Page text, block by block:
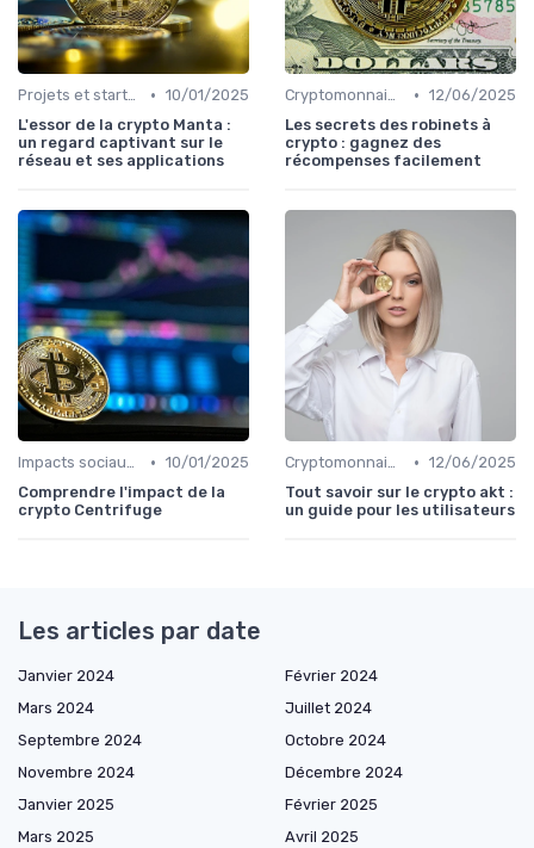
Projets et start-ups basés sur les cryptos • 10/01/2025
L'essor de la crypto Manta :
un regard captivant sur le
réseau et ses applications
Cryptomonnaies dans la vie quotidienne • 12/06/2025
Les secrets des robinets à
crypto : gagnez des
récompenses facilement
Impacts sociaux et économiques • 10/01/2025
Comprendre l'impact de la
crypto Centrifuge
Cryptomonnaies dans la vie quotidienne • 12/06/2025
Tout savoir sur le crypto akt :
un guide pour les utilisateurs
Les articles par date
Janvier 2024
Février 2024
Mars 2024
Juillet 2024
Septembre 2024
Octobre 2024
Novembre 2024
Décembre 2024
Janvier 2025
Février 2025
Mars 2025
Avril 2025